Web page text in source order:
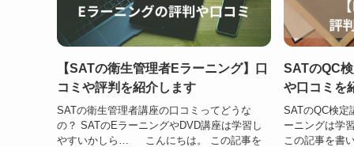
【SATの衛生管理者Eラーニング】口
コミや評判を紹介します
SATの衛生管理者講座の口コミってどうな
の？ SATのEラーニングやDVD講座は学習し
やすいかしら… こんにちは。 この記事を
SATのQC
や口コミを
SATのQC検定
ーニングは学
この記事を